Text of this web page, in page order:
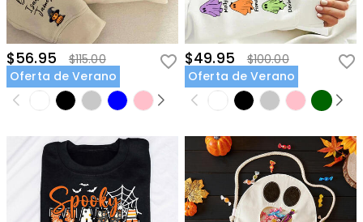
$56.95
$115.00
Oferta de Verano
$49.95
$100.00
Oferta de Verano